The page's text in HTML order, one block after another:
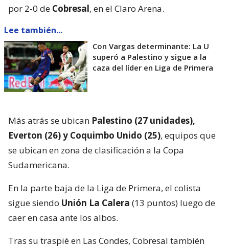
por 2-0 de Cobresal, en el Claro Arena.
Lee también...
Con Vargas determinante: La U
superó a Palestino y sigue a la
caza del líder en Liga de Primera
Más atrás se ubican Palestino (27 unidades),
Everton (26) y Coquimbo Unido (25), equipos que
se ubican en zona de clasificación a la Copa
Sudamericana.
En la parte baja de la Liga de Primera, el colista
sigue siendo Unión La Calera (13 puntos) luego de
caer en casa ante los albos.
Tras su traspié en Las Condes, Cobresal también